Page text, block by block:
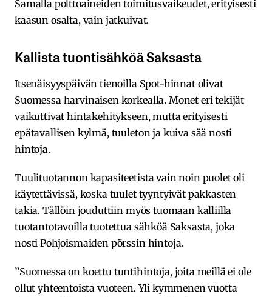
Samalla polttoaineiden toimitusvaikeudet, erityisesti
kaasun osalta, vain jatkuivat.
Kallista tuontisähköä Saksasta
Itsenäisyyspäivän tienoilla Spot-hinnat olivat
Suomessa harvinaisen korkealla. Monet eri tekijät
vaikuttivat hintakehitykseen, mutta erityisesti
epätavallisen kylmä, tuuleton ja kuiva sää nosti
hintoja.
Tuulituotannon kapasiteetista vain noin puolet oli
käytettävissä, koska tuulet tyyntyivät pakkasten
takia. Tällöin jouduttiin myös tuomaan kalliilla
tuotantotavoilla tuotettua sähköä Saksasta, joka
nosti Pohjoismaiden pörssin hintoja.
”Suomessa on koettu tuntihintoja, joita meillä ei ole
ollut yhteentoista vuoteen. Yli kymmenen vuotta